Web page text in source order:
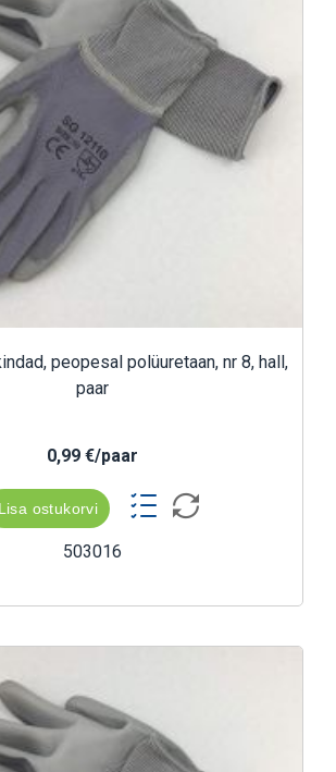
peopesal polüuretaan, nr 8, hall,
paar
0,99 €/paar
Lisa ostukorvi
503016